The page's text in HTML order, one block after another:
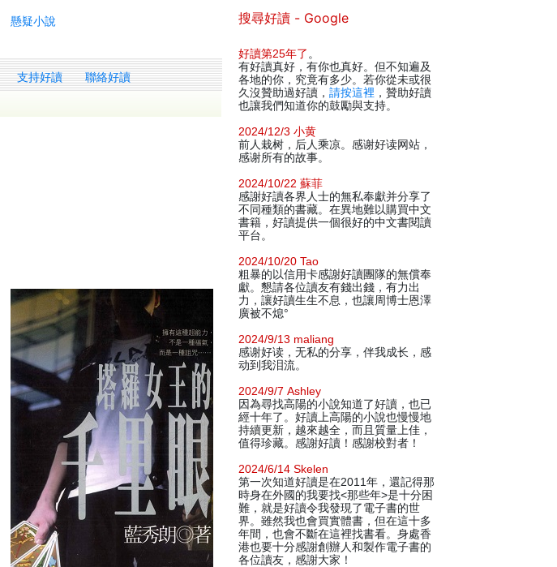
懸疑小說
支持好讀 聯絡好讀
搜尋好讀 - Google
好讀第25年了 。
有好讀真好，有你也真好。但不知遍及
各地的你，究竟有多少。若你從未或很
久沒贊助過好讀， 請按這裡 ，贊助好讀
也讓我們知道你的鼓勵與支持。
2024/12/3 小黄
前人栽树，后人乘凉。感谢好读网站，
感谢所有的故事。
2024/10/22 蘇菲
感謝好讀各界人士的無私奉獻并分享了
不同種類的書藏。在異地難以購買中文
書籍，好讀提供一個很好的中文書閱讀
平台。
2024/10/20 Tao
粗暴的以信用卡感謝好讀團隊的無償奉
獻。懇請各位讀友有錢出錢，有力出
力，讓好讀生生不息，也讓周博士恩澤
廣被不熄°
2024/9/13 maliang
感谢好读，无私的分享，伴我成长，感
动到我泪流。
2024/9/7 Ashley
因為尋找高陽的小說知道了好讀，也已
經十年了。好讀上高陽的小說也慢慢地
持續更新，越來越全，而且質量上佳，
值得珍藏。感謝好讀！感謝校對者！
2024/6/14 Skelen
第一次知道好讀是在2011年，還記得那
時身在外國的我要找<那些年>是十分困
難，就是好讀令我發現了電子書的世
界。雖然我也會買實體書，但在這十多
年間，也會不斷在這裡找書看。身處香
港也要十分感謝創辦人和製作電子書的
各位讀友，感謝大家！